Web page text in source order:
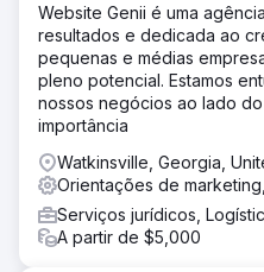
Website Genii é uma
resultados e dedicada ao
pequenas e médias
pleno potencial. Estamos
nossos negócios ao lado
importância
Watkinsville, Georgia,
Orientações de
Serviços jurídicos,
A partir de $5,000